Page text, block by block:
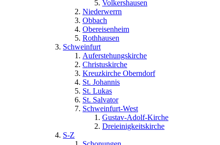
Volkershausen
Niederwerrn
Obbach
Obereisenheim
Rothhausen
Schweinfurt
Auferstehungskirche
Christuskirche
Kreuzkirche Oberndorf
St. Johannis
St. Lukas
St. Salvator
Schweinfurt-West
Gustav-Adolf-Kirche
Dreieinigkeitskirche
S-Z